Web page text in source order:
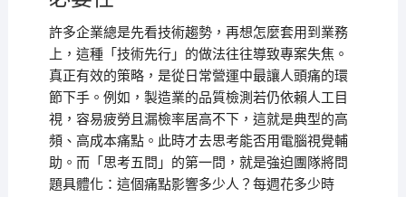
許多企業總是先看技術趨勢，再想怎麼套用到業務
上，這種「技術先行」的做法往往導致專案失焦。
真正有效的策略，是從日常營運中最讓人頭痛的環
節下手。例如，製造業的品質檢測若仍依賴人工目
視，容易疲勞且漏檢率居高不下，這就是典型的高
頻、高成本痛點。此時才去思考能否用電腦視覺輔
助。而「思考五問」的第一問，就是強迫團隊將問
題具體化：這個痛點影響多少人？每週花多少時